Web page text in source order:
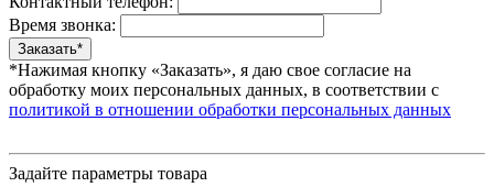
Время звонка:
*Нажимая кнопку «Заказать», я даю свое согласие на
обработку моих персональных данных, в соответствии с
политикой в отношении обработки персональных данных
Задайте параметры товара